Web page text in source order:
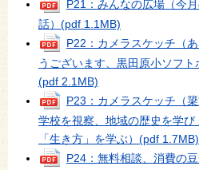
P21：みんなの広場（今
話） (pdf 1.1MB)
P22：カメラスケッチ（
うございます、黒田原小ソフ
(pdf 2.1MB)
P23：カメラスケッチ（
学校を視察、地域の歴史を学
「生き方」を学ぶ） (pdf 1.7MB)
P24：無料相談、消費の